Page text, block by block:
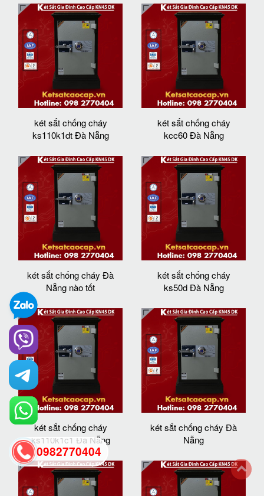
két sắt chống cháy
ks110k1dt Đà Nẵng
két sắt chống cháy
kcc60 Đà Nẵng
két sắt chống cháy Đà
Nẵng nào tốt
két sắt chống cháy
ks50d Đà Nẵng
két sắt chống cháy
ks110k1c1 Đà Nẵng
két sắt chống cháy Đà
Nẵng
0982770404